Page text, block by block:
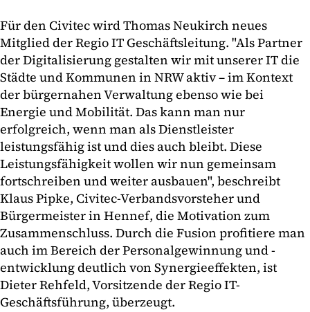
Für den Civitec wird Thomas Neukirch neues
Mitglied der Regio IT Geschäftsleitung. "Als Partner
der Digitalisierung gestalten wir mit unserer IT die
Städte und Kommunen in NRW aktiv – im Kontext
der bürgernahen Verwaltung ebenso wie bei
Energie und Mobilität. Das kann man nur
erfolgreich, wenn man als Dienstleister
leistungsfähig ist und dies auch bleibt. Diese
Leistungsfähigkeit wollen wir nun gemeinsam
fortschreiben und weiter ausbauen", beschreibt
Klaus Pipke, Civitec-Verbandsvorsteher und
Bürgermeister in Hennef, die Motivation zum
Zusammenschluss. Durch die Fusion profitiere man
auch im Bereich der Personalgewinnung und -
entwicklung deutlich von Synergieeffekten, ist
Dieter Rehfeld, Vorsitzende der Regio IT-
Geschäftsführung, überzeugt.